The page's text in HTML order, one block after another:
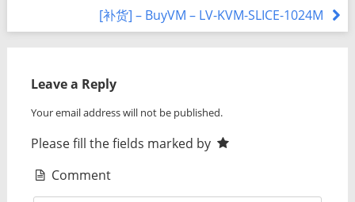
[补货] – BuyVM – LV-KVM-SLICE-1024M
Leave a Reply
Your email address will not be published.
Please fill the fields marked by
Comment